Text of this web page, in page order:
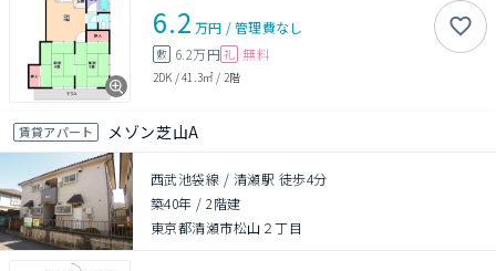
6.2 万円 /管理費なし
敷 6.2万円 礼 無料
2DK /41.3㎡ / 2階
賃貸アパート メゾン芝山A
西武池袋線 / 清瀬駅 徒歩4分
築40年 /2階建
東京都清瀬市松山２丁目